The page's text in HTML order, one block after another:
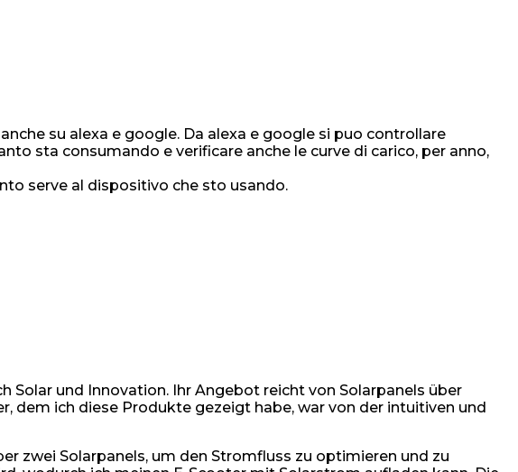
su alexa e google. Da alexa e google si puo controllare
sta consumando e verificare anche le curve di carico, per anno,
serve al dispositivo che sto usando.
Solar und Innovation. Ihr Angebot reicht von Solarpanels über
dem ich diese Produkte gezeigt habe, war von der intuitiven und
zwei Solarpanels, um den Stromfluss zu optimieren und zu